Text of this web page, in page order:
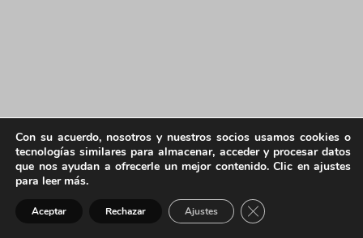
Con su acuerdo, nosotros y nuestros socios usamos cookies o
tecnologías similares para almacenar, acceder y procesar datos
que nos ayudan a ofrecerle un mejor contenido. Clic en ajustes
para leer más.
Aceptar Rechazar Ajustes Cerrar el banner de